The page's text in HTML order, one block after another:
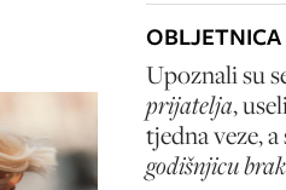
Upoznali su
prijatelja,
tjedna veze,
godišnjicu